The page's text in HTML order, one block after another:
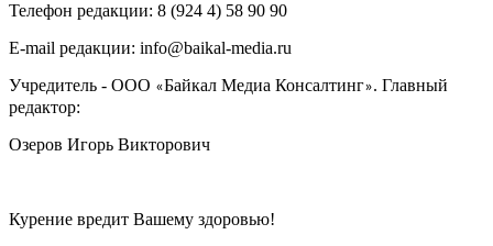
Телефон редакции: ‎‎8 (924 4) 58 90 90
E-mail редакции: info@baikal-media.ru
Учредитель - ООО «Байкал Медиа Консалтинг». Главный
редактор:
Озеров Игорь Викторович
Курение вредит Вашему здоровью!